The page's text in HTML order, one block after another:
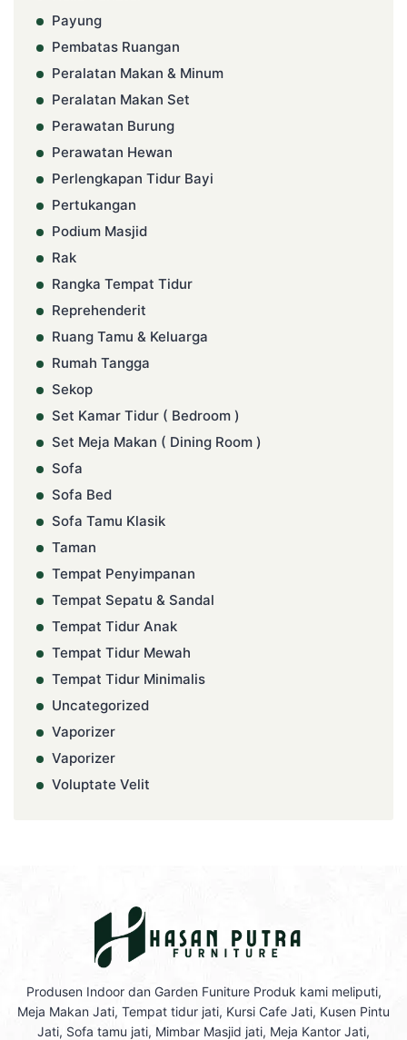
Payung
Pembatas Ruangan
Peralatan Makan & Minum
Peralatan Makan Set
Perawatan Burung
Perawatan Hewan
Perlengkapan Tidur Bayi
Pertukangan
Podium Masjid
Rak
Rangka Tempat Tidur
Reprehenderit
Ruang Tamu & Keluarga
Rumah Tangga
Sekop
Set Kamar Tidur ( Bedroom )
Set Meja Makan ( Dining Room )
Sofa
Sofa Bed
Sofa Tamu Klasik
Taman
Tempat Penyimpanan
Tempat Sepatu & Sandal
Tempat Tidur Anak
Tempat Tidur Mewah
Tempat Tidur Minimalis
Uncategorized
Vaporizer
Vaporizer
Voluptate Velit
Produsen Indoor dan Garden Funiture Produk kami meliputi,
Meja Makan Jati, Tempat tidur jati, Kursi Cafe Jati, Kusen Pintu
Jati, Sofa tamu jati, Mimbar Masjid jati, Meja Kantor Jati,